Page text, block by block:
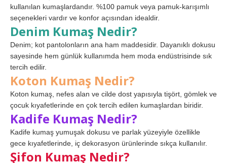
kullanılan kumaşlardandır. %100 pamuk veya pamuk-karışımlı
seçenekleri vardır ve konfor açısından idealdir.
Denim Kumaş Nedir?
Denim; kot pantolonların ana ham maddesidir. Dayanıklı dokusu
sayesinde hem günlük kullanımda hem moda endüstrisinde sık
tercih edilir.
Koton Kumaş Nedir?
Koton kumaş, nefes alan ve cilde dost yapısıyla tişört, gömlek ve
çocuk kıyafetlerinde en çok tercih edilen kumaşlardan biridir.
Kadife Kumaş Nedir?
Kadife kumaş yumuşak dokusu ve parlak yüzeyiyle özellikle
gece kıyafetlerinde, iç dekorasyon ürünlerinde sıkça kullanılır.
Şifon Kumaş Nedir?